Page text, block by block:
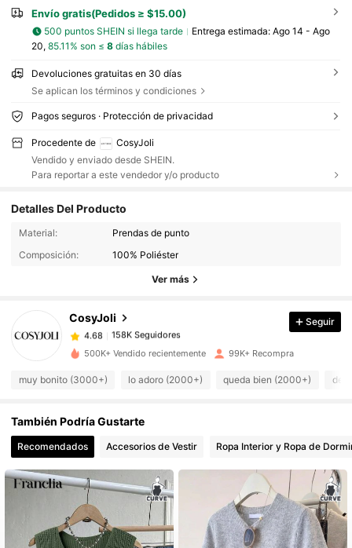
Envío gratis(Pedidos ≥ $15.00)
500 puntos SHEIN si llega tarde Entrega estimada: Ago 14 - Ago
20, 85.11% son ≤ 8días hábiles
Devoluciones gratuitas en 30 días
Se aplican los términos y condiciones
Pagos seguros · Protección de privacidad
Procedente de
CosyJoli
Vendido y enviado desde SHEIN.
Para reportar a este vendedor y/o producto
Detalles Del Producto
Material:
Prendas de punto
Composición:
100% Poliéster
Ver más
CosyJoli
158K Seguidores
158K Seguidores
4.68 158K Seguidores
4.68 158K Seguidores
4.68
4.68 158K Seguidores
4.68 158K Seguidores
Seguir
500K+ Vendido recientemente 99K+ Recompra
muy bonito (3000+) lo adoro (2000+) queda bien (2000+) de
También Podría Gustarte
Recomendados Accesorios de Vestir Ropa Interior y Ropa de